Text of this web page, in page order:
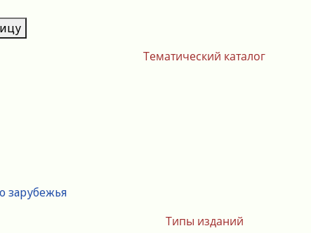
Тематический каталог
зарубежья
Типы изданий